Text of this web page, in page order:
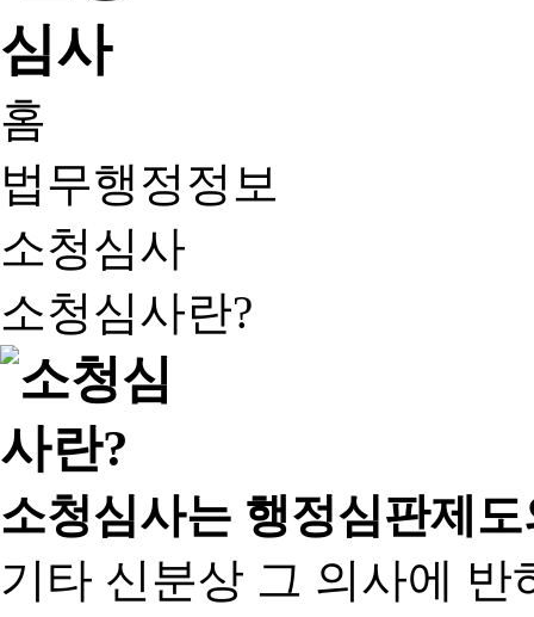
홈
법무행정정보
소청심사
소청심사란?
소청심사는 행정심판제
기타 신분상 그 의사에